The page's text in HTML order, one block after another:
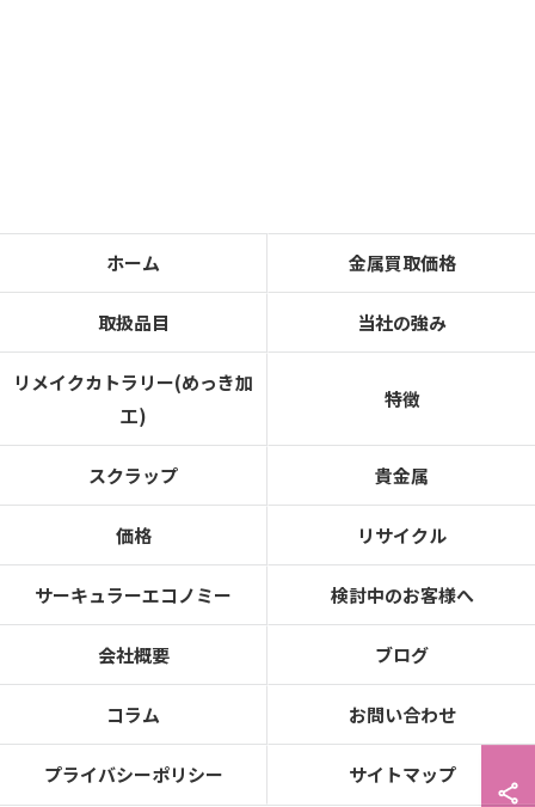
ホーム 金属買取価格
取扱品目 当社の強み
リメイクカトラリー(めっき加
工)
特徴
スクラップ 貴金属
価格 リサイクル
サーキュラーエコノミー 検討中のお客様へ
会社概要 ブログ
コラム お問い合わせ
プライバシーポリシー サイトマップ